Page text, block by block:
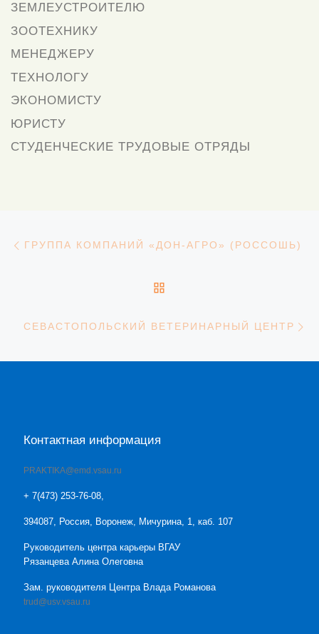
ЗЕМЛЕУСТРОИТЕЛЮ
ЗООТЕХНИКУ
МЕНЕДЖЕРУ
ТЕХНОЛОГУ
ЭКОНОМИСТУ
ЮРИСТУ
СТУДЕНЧЕСКИЕ ТРУДОВЫЕ ОТРЯДЫ
Навигация
ГРУППА КОМПАНИЙ «ДОН-АГРО» (РОССОШЬ)
СЕВАСТОПОЛЬСКИЙ ВЕТЕРИНАРНЫЙ ЦЕНТР
Контактная информация
PRAKTIKA@emd.vsau.ru
+ 7(473) 253-76-08,
394087, Россия, Воронеж, Мичурина, 1, каб. 107
Руководитель центра карьеры ВГАУ
Рязанцева Алина Олеговна
Зам. руководителя Центра Влада Романова
trud@usv.vsau.ru